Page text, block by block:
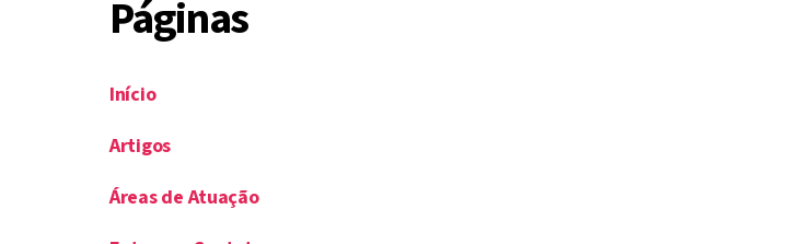
Páginas
Início
Artigos
Áreas de Atuação